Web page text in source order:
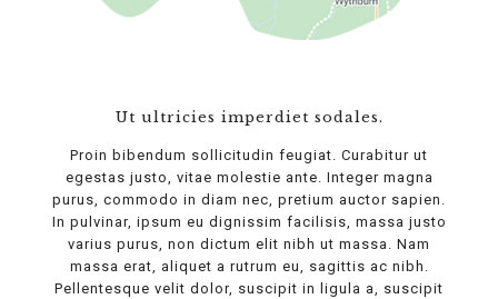
Ut ultricies imperdiet sodales.
Proin bibendum sollicitudin feugiat. Curabitur ut
egestas justo, vitae molestie ante. Integer magna
purus, commodo in diam nec, pretium auctor sapien.
In pulvinar, ipsum eu dignissim facilisis, massa justo
varius purus, non dictum elit nibh ut massa. Nam
massa erat, aliquet a rutrum eu, sagittis ac nibh.
Pellentesque velit dolor, suscipit in ligula a, suscipit